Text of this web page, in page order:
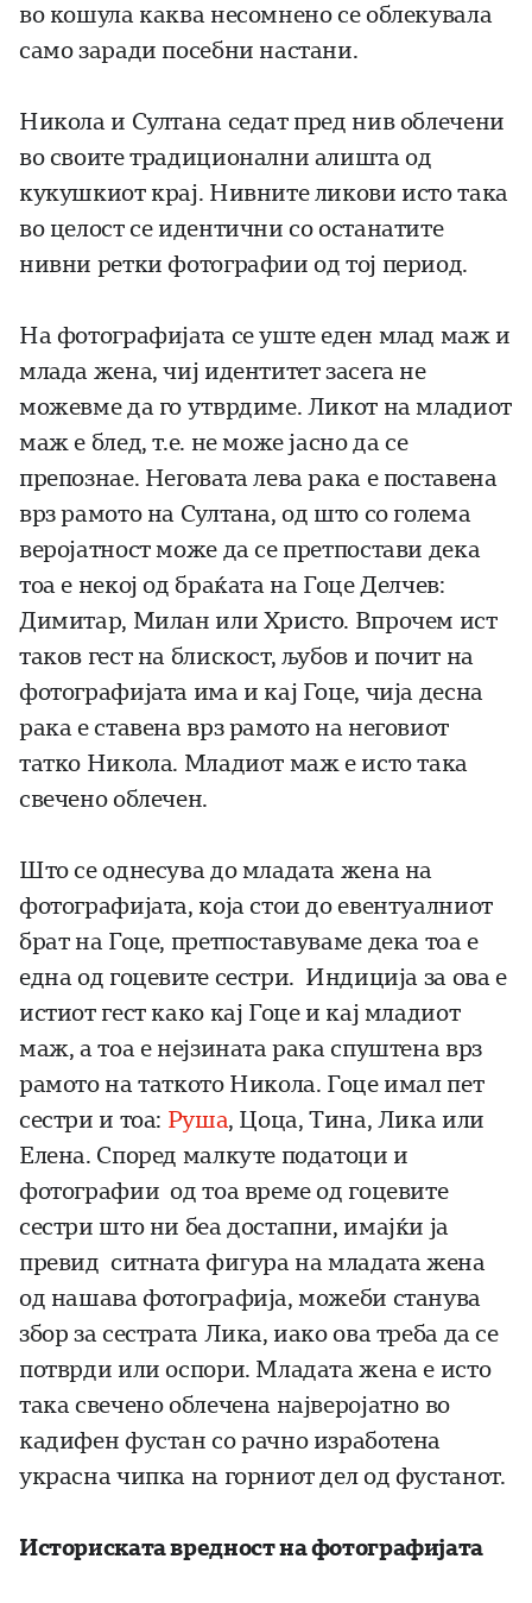
во кошула каква несомнено се облекувала
само заради посебни настани.
Никола и Султана седат пред нив облечени
во своите традиционални алишта од
кукушкиот крај. Нивните ликови исто така
во целост се идентични со останатите
нивни ретки фотографии од тој период.
На фотографијата се уште еден млад маж и
млада жена, чиј идентитет засега не
можевме да го утврдиме. Ликот на младиот
маж е блед, т.е. не може јасно да се
препознае. Неговата лева рака е поставена
врз рамото на Султана, од што со голема
веројатност може да се претпостави дека
тоа е некој од браќата на Гоце Делчев:
Димитар, Милан или Христо. Впрочем ист
таков гест на блискост, љубов и почит на
фотографијата има и кај Гоце, чија десна
рака е ставена врз рамото на неговиот
татко Никола. Младиот маж е исто така
свечено облечен.
Што се однесува до младата жена на
фотографијата, која стои до евентуалниот
брат на Гоце, претпоставуваме дека тоа е
една од гоцевите сестри. Индиција за ова е
истиот гест како кај Гоце и кај младиот
маж, а тоа е нејзината рака спуштена врз
рамото на таткото Никола. Гоце имал пет
сестри и тоа: Руша, Цоца, Тина, Лика или
Елена. Според малкуте податоци и
фотографии од тоа време од гоцевите
сестри што ни беа достапни, имајќи ја
превид ситната фигура на младата жена
од нашава фотографија, можеби станува
збор за сестрата Лика, иако ова треба да се
потврди или оспори. Младата жена е исто
така свечено облечена најверојатно во
кадифен фустан со рачно изработена
украсна чипка на горниот дел од фустанот.
Историската вредност на фотографијата